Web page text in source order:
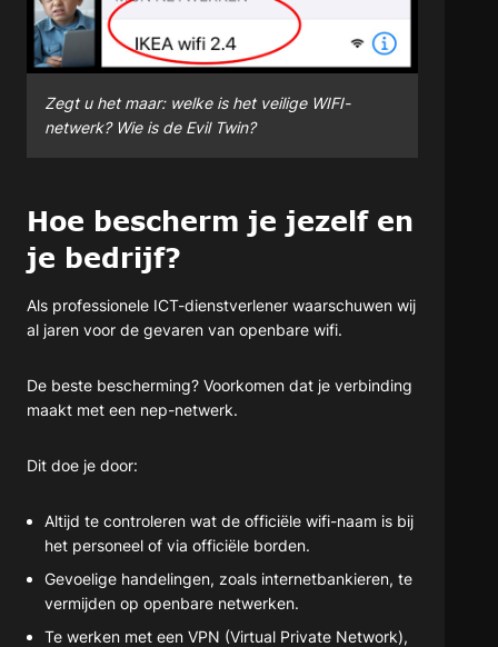
Zegt u het maar: welke is het veilige WIFI-
netwerk? Wie is de Evil Twin?
Hoe bescherm je jezelf en
je bedrijf?
Als professionele ICT-dienstverlener waarschuwen wij
al jaren voor de gevaren van openbare wifi.
De beste bescherming? Voorkomen dat je verbinding
maakt met een nep-netwerk.
Dit doe je door:
Altijd te controleren wat de officiële wifi-naam is bij
het personeel of via officiële borden.
Gevoelige handelingen, zoals internetbankieren, te
vermijden op openbare netwerken.
Te werken met een VPN (Virtual Private Network),